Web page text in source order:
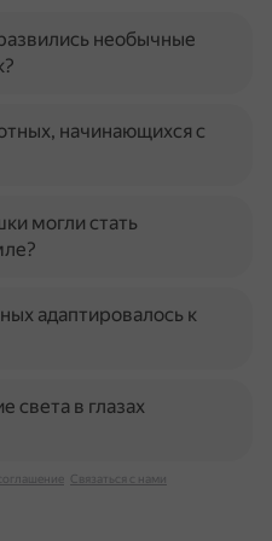
необычные
начинающихся с
могли стать
адаптировалось к
света в глазах
Связаться с нами